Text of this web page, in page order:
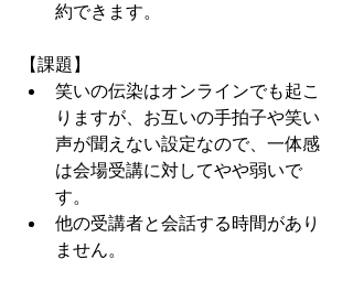
約できます。
【課題】
笑いの伝染はオンラインでも起こ
りますが、お互いの手拍子や笑い
声が聞えない設定なので、一体感
は会場受講に対してやや弱いで
す。
他の受講者と会話する時間があり
ません。